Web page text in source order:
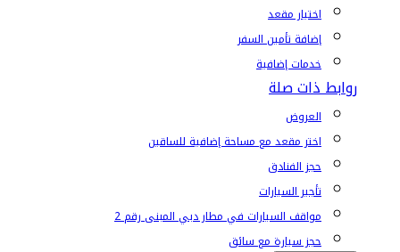
اختيار مقعد
إضافة تأمين السفر
خدمات إضافية
روابط ذات صلة
العروض
اختر مقعد مع مساحة إضافية للساقين
حجز الفنادق
تأجير السيارات
مواقف السيارات في مطار دبي المبنى رقم 2
حجز سيارة مع سائق